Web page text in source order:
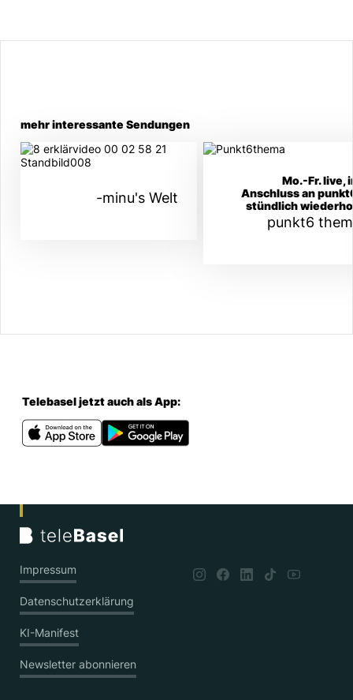
mehr interessante Sendungen
-minu's Welt
punkt6
Mo.-Fr. live,
Anschluss an
stündlich
Telebasel jetzt auch als App:
Impressum
Datenschutzerklärung
KI-Manifest
Newsletter abonnieren